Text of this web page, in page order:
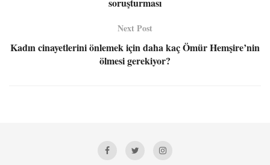
Next Post
Kadın cinayetlerini önlemek için daha kaç Ömür Hemşire’nin
ölmesi gerekiyor?